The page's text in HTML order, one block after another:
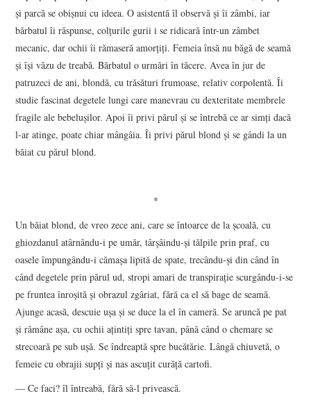
NUMĂRUL 48 /
MARTIE 2018
NUMĂRUL 49 /
APRILIE 2018
şi parcă se obişnui cu ideea. O asistentă îl observă şi îi zâmbi, iar
bărbatul îi răspunse, colţurile gurii i se ridicară într-un zâmbet
mecanic, dar ochii îi rămaseră amorţiţi. Femeia însă nu băgă de seamă
şi îşi văzu de treabă. Bărbatul o urmări în tăcere. Avea în jur de
patruzeci de ani, blondă, cu trăsături frumoase, relativ corpolentă. Îi
studie fascinat degetele lungi care manevrau cu dexteritate membrele
fragile ale bebeluşilor. Apoi îi privi părul şi se întrebă ce ar simţi dacă
l-ar atinge, poate chiar mângâia. Îi privi părul blond şi se gândi la un
băiat cu părul blond.
*
Un băiat blond, de vreo zece ani, care se întoarce de la şcoală, cu
ghiozdanul atârnându-i pe umăr, târşâindu-şi tălpile prin praf, cu
oasele împungându-i cămaşa lipită de spate, trecându-şi din când în
când degetele prin părul ud, stropi amari de transpiraţie scurgându-i-se
pe fruntea înroşită şi obrazul zgâriat, fără ca el să bage de seamă.
Ajunge acasă, descuie uşa şi se duce la el în cameră. Se aruncă pe pat
şi rămâne aşa, cu ochii aţintiţi spre tavan, până când o chemare se
strecoară pe sub uşă. Se îndreaptă spre bucătărie. Lângă chiuvetă, o
femeie cu obrajii supţi şi nas ascuţit curăţă cartofi.
— Ce faci? îl întreabă, fără să-l privească.